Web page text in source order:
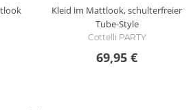
Kleid im Mattlook, schulterfreier
Tube-Style
Cottelli PARTY
69,95 €